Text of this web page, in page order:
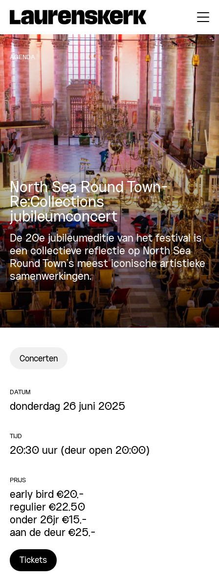
AGENDA
North Sea Round Town-
Re:Collections
jubileumconcert
De 20e jubileumeditie van het festival is
een collectieve reflectie op North Sea
Round Town’s meest iconische artistieke
samenwerkingen.
Concerten
DATUM
donderdag 26 juni 2025
TIJD
20:30 uur (deur open 20:00)
PRIJS
early bird €20,-
regulier €22,50
onder 26jr €15,-
aan de deur €25,-
Tickets